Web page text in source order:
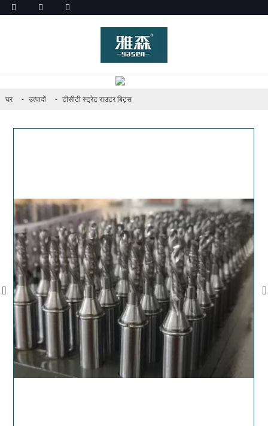
उत्पादों
घर उत्पादों टीसीटी स्ट्रेट राउटर बिट्स